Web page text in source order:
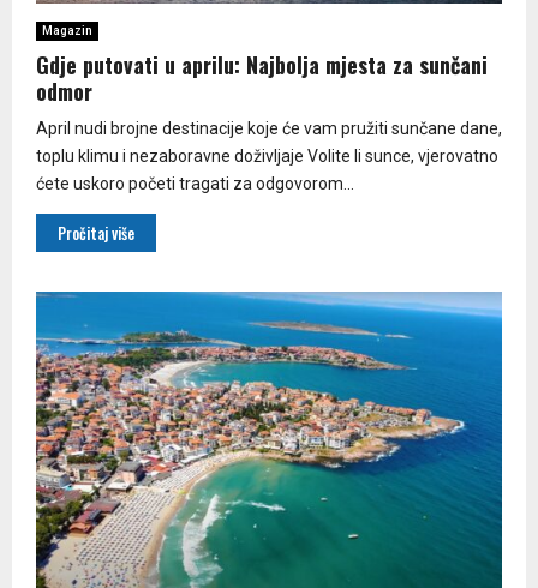
Magazin
Gdje putovati u aprilu: Najbolja mjesta za sunčani
odmor
April nudi brojne destinacije koje će vam pružiti sunčane dane,
toplu klimu i nezaboravne doživljaje Volite li sunce, vjerovatno
ćete uskoro početi tragati za odgovorom...
Pročitaj više